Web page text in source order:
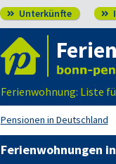
 Unterkünfte 
Ferienwohnung: Liste
Pensionen in Deutschland
Ferienwohnungen